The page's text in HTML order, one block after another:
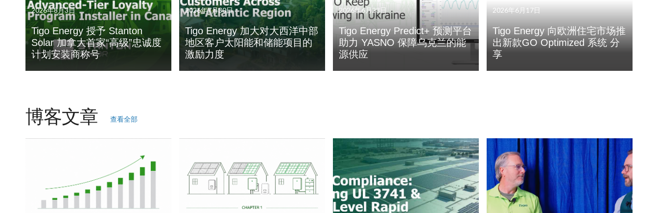
2026年8月3日
Tigo Energy 授予 Stanton
Solar 加拿大首家“高级”忠诚度
计划安装商称号
2026年7月30日
Tigo Energy 加大对大西洋中部
地区客户太阳能和储能项目的
激励力度
2026年6月23日
Tigo Energy Predict+ 预测平台
助力 YASNO 保障乌克兰的能
源供应
2026年6月17日
Tigo Energy 向欧洲住宅市场推
出新款GO Optimized 系统 分
享
博客文章 查看全部